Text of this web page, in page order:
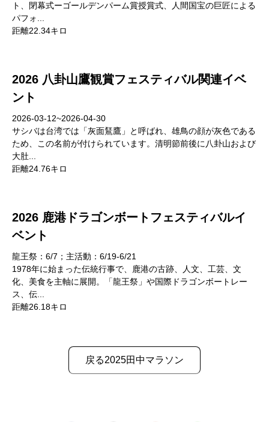
ト、閉幕式ーゴールデンパーム賞授賞式、人間国宝の巨匠による
パフォ...
距離22.34キロ
2026 八卦山鷹観賞フェスティバル関連イベ
ント
2026-03-12~2026-04-30
サシバは台湾では「灰面鵟鷹」と呼ばれ、雄鳥の顔が灰色である
ため、この名前が付けられています。清明節前後に八卦山および
大肚...
距離24.76キロ
2026 鹿港ドラゴンボートフェスティバルイ
ベント
龍王祭：6/7；主活動：6/19-6/21
1978年に始まった伝統行事で、鹿港の古跡、人文、工芸、文
化、美食を主軸に展開。「龍王祭」や国際ドラゴンボートレー
ス、伝...
距離26.18キロ
戻る2025田中マラソン